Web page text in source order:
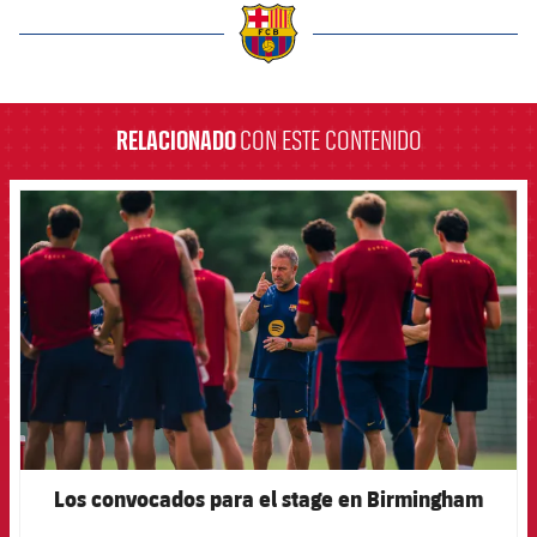
RELACIONADOCON ESTE CONTENIDO
FCB Barcelona badge
Los convocados para el stage en Birmingham